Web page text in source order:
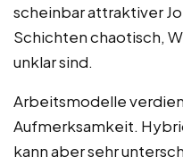
scheinbar attraktiver
Schichten chaotisch,
unklar sind.
Arbeitsmodelle
Aufmerksamkeit.
kann aber sehr